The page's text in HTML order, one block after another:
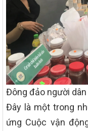
Đông đảo người
Đây là một trong
ứng Cuộc vận